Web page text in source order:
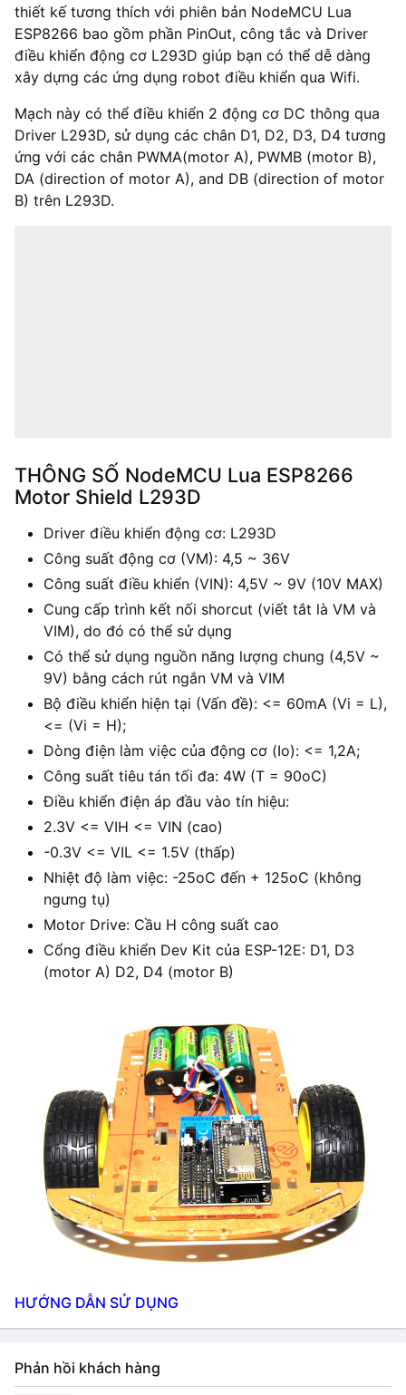
thiết kế tương thích với phiên bản NodeMCU Lua
ESP8266 bao gồm phần PinOut, công tắc và Driver
điều khiển động cơ L293D giúp bạn có thể dễ dàng
xây dựng các ứng dụng robot điều khiển qua Wifi.
Mạch này có thể điều khiển 2 động cơ DC thông qua
Driver L293D, sử dụng các chân D1, D2, D3, D4 tương
ứng với các chân PWMA(motor A), PWMB (motor B),
DA (direction of motor A), and DB (direction of motor
B) trên L293D.
THÔNG SỐ NodeMCU Lua ESP8266
Motor Shield L293D
Driver điều khiển động cơ: L293D
Công suất động cơ (VM): 4,5 ~ 36V
Công suất điều khiển (VIN): 4,5V ~ 9V (10V MAX)
Cung cấp trình kết nối shorcut (viết tắt là VM và
VIM), do đó có thể sử dụng
Có thể sử dụng nguồn năng lượng chung (4,5V ~
9V) bằng cách rút ngắn VM và VIM
Bộ điều khiển hiện tại (Vấn đề): <= 60mA (Vi = L),
<= (Vi = H);
Dòng điện làm việc của động cơ (Io): <= 1,2A;
Công suất tiêu tán tối đa: 4W (T = 90oC)
Điều khiển điện áp đầu vào tín hiệu:
2.3V <= VIH <= VIN (cao)
-0.3V <= VIL <= 1.5V (thấp)
Nhiệt độ làm việc: -25oC đến + 125oC (không
ngưng tụ)
Motor Drive: Cầu H công suất cao
Cổng điều khiển Dev Kit của ESP-12E: D1, D3
(motor A) D2, D4 (motor B)
HƯỚNG DẪN SỬ DỤNG
Phản hồi khách hàng